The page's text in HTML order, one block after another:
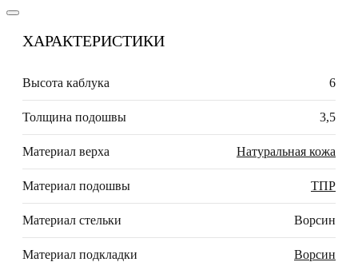
ХАРАКТЕРИСТИКИ
Высота каблука 6
Толщина подошвы 3,5
Материал верха Натуральная кожа
Материал подошвы ТПР
Материал стельки Ворсин
Материал подкладки Ворсин